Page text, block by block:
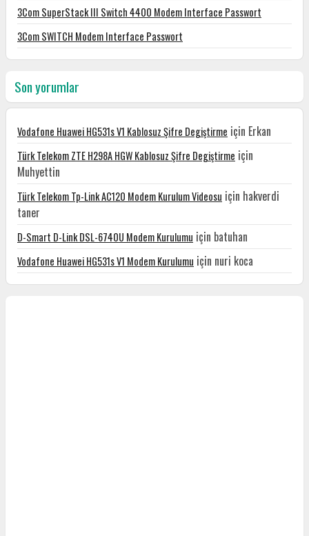
3Com SuperStack III Switch 4400 Modem Interface Passwort
3Com SWITCH Modem Interface Passwort
Son yorumlar
Vodafone Huawei HG531s V1 Kablosuz Şifre Degiştirme için Erkan
Türk Telekom ZTE H298A HGW Kablosuz Şifre Degiştirme için
Muhyettin
Türk Telekom Tp-Link AC120 Modem Kurulum Videosu için hakverdi
taner
D-Smart D-Link DSL-6740U Modem Kurulumu için batuhan
Vodafone Huawei HG531s V1 Modem Kurulumu için nuri koca